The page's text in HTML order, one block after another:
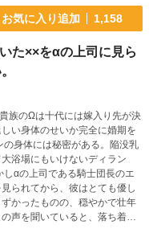
お気に入り追加 1,158
た××をαの上司に見ら
族のΩは十代には嫁入り先が決
い身体のせいか完全に婚期を
身体には秘密がある。陥没乳
浴場にもいけないディラン
αの上司である騎士団長のエ
られてから、彼はとても優し
かったものの、穏やかで壮年
声を聞いていると、落ち着か
不思議な感じがするのだっ